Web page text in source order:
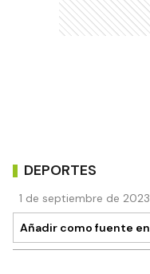
DEPORTES
1 de septiembre de
Añadir como fuente en